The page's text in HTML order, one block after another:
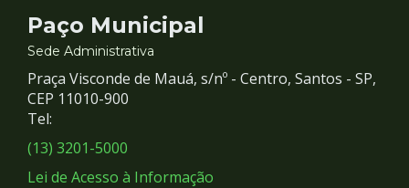
Contato
e
Redes
Sociais
Paço Municipal
Sede Administrativa
Praça Visconde de Mauá, s/nº - Centro, Santos - SP,
CEP 11010-900
Tel:
(13) 3201-5000
Lei de Acesso à Informação